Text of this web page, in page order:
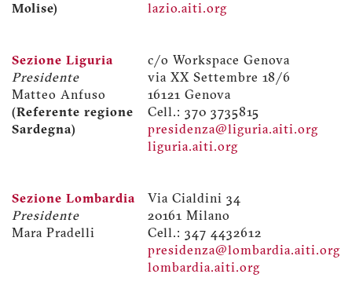
Molise)
lazio.aiti.org
Sezione Liguria
Presidente
Matteo Anfuso
(Referente regione
Sardegna)
c/o Workspace Genova
via XX Settembre 18/6
16121 Genova
Cell.: 370 3735815
presidenza@liguria.aiti.org
liguria.aiti.org
Sezione Lombardia
Presidente
Mara Pradelli
Via Cialdini 34
20161 Milano
Cell.: 347 4432612
presidenza@lombardia.aiti.org
lombardia.aiti.org